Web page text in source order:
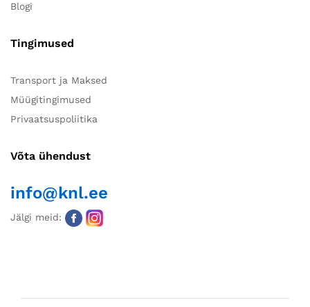
Blogi
Tingimused
Transport ja Maksed
Müügitingimused
Privaatsuspoliitika
Võta ühendust
info@knl.ee
Jälgi meid: